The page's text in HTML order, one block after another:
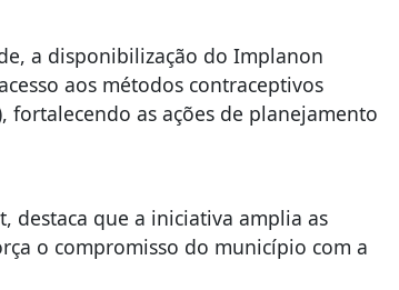
a disponibilização do Implanon
aos métodos contraceptivos
fortalecendo as ações de planejamento
destaca que a iniciativa amplia as
o compromisso do município com a